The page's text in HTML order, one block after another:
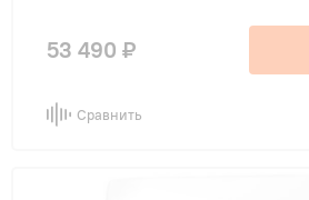
53 490 ₽
Сравнить